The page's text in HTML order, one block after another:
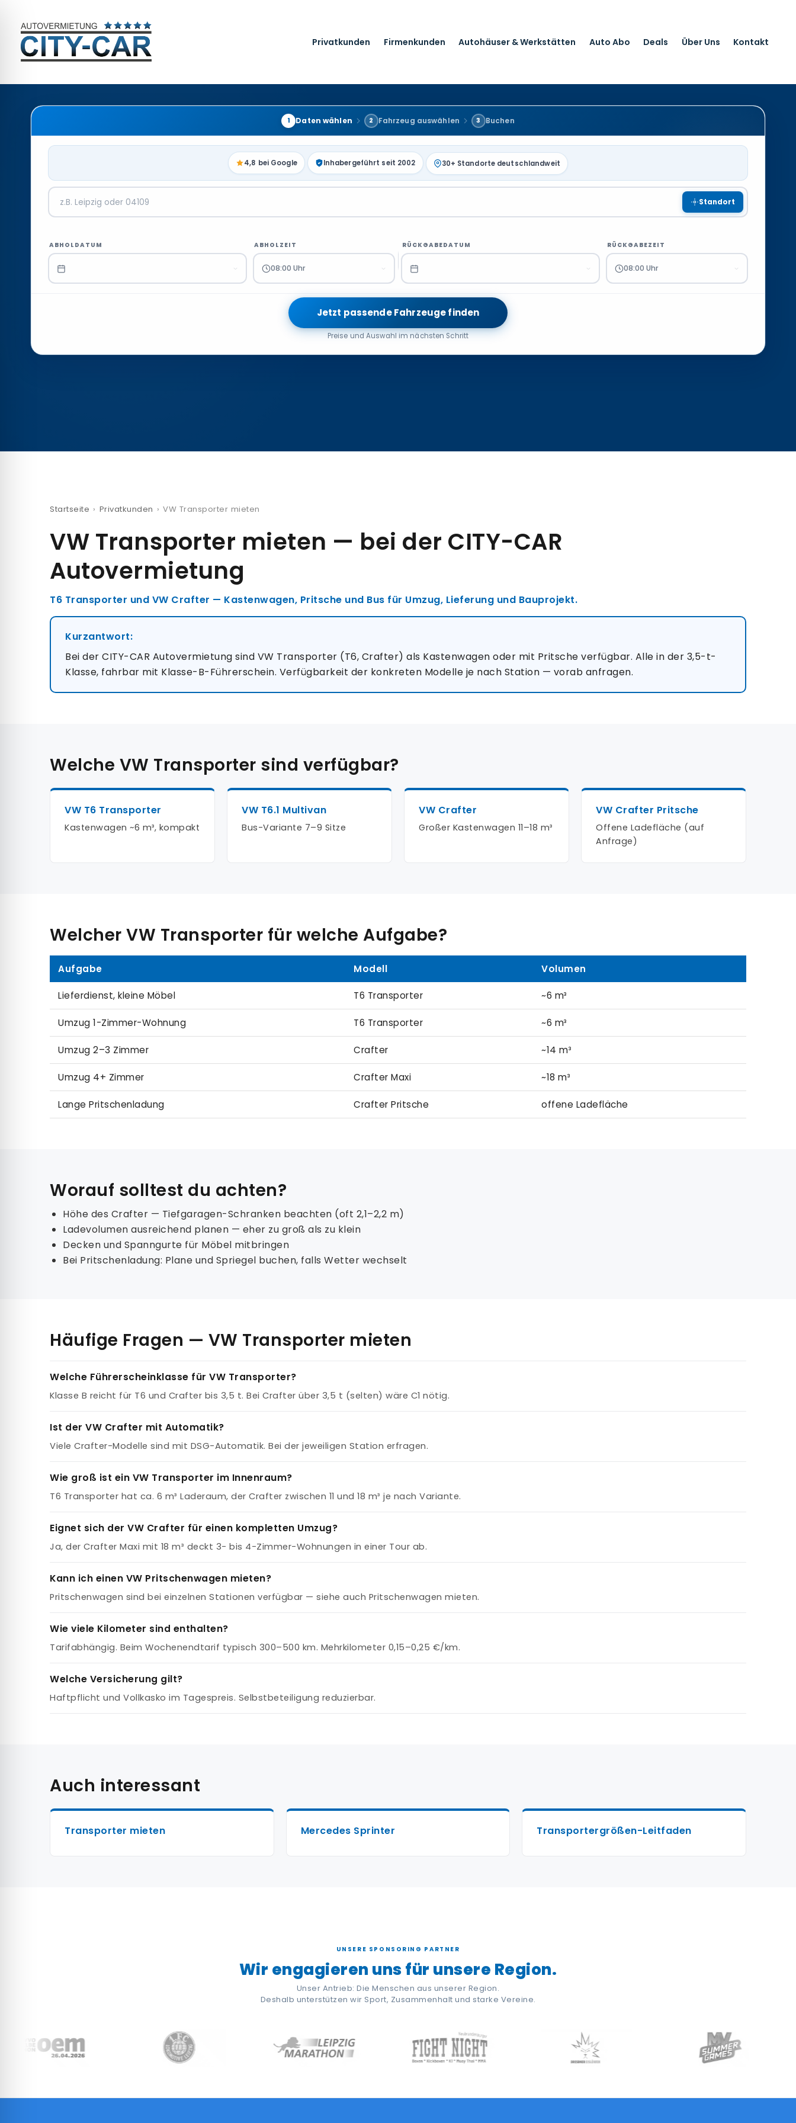
Privatkunden Firmenkunden Autohäuser & Werkstätten Auto Abo Deals Über Uns Kontakt
1 Daten wählen 2 Fahrzeug auswählen 3 Buchen
4,8 bei Google Inhabergeführt seit 2002 30+ Standorte deutschlandweit
Standort
ABHOLDATUM ABHOLZEIT
08:00 Uhr
RÜCKGABEDATUM RÜCKGABEZEIT
08:00 Uhr
Jetzt passende Fahrzeuge finden
Preise und Auswahl im nächsten Schritt
Startseite › Privatkunden › VW Transporter mieten
VW Transporter mieten — bei der CITY-CAR
Autovermietung
T6 Transporter und VW Crafter — Kastenwagen, Pritsche und Bus für Umzug, Lieferung und Bauprojekt.
Kurzantwort:
Bei der CITY-CAR Autovermietung sind VW Transporter (T6, Crafter) als Kastenwagen oder mit Pritsche verfügbar. Alle in der 3,5-t-
Klasse, fahrbar mit Klasse-B-Führerschein. Verfügbarkeit der konkreten Modelle je nach Station — vorab anfragen.
Welche VW Transporter sind verfügbar?
VW T6 Transporter
Kastenwagen ~6 m³, kompakt
VW T6.1 Multivan
Bus-Variante 7–9 Sitze
VW Crafter
Großer Kastenwagen 11–18 m³
VW Crafter Pritsche
Offene Ladefläche (auf
Anfrage)
Welcher VW Transporter für welche Aufgabe?
Aufgabe Modell Volumen
Lieferdienst, kleine Möbel T6 Transporter ~6 m³
Umzug 1-Zimmer-Wohnung T6 Transporter ~6 m³
Umzug 2–3 Zimmer Crafter ~14 m³
Umzug 4+ Zimmer Crafter Maxi ~18 m³
Lange Pritschenladung Crafter Pritsche offene Ladefläche
Worauf solltest du achten?
Höhe des Crafter — Tiefgaragen-Schranken beachten (oft 2,1–2,2 m)
Ladevolumen ausreichend planen — eher zu groß als zu klein
Decken und Spanngurte für Möbel mitbringen
Bei Pritschenladung: Plane und Spriegel buchen, falls Wetter wechselt
Häufige Fragen — VW Transporter mieten
Welche Führerscheinklasse für VW Transporter?
Klasse B reicht für T6 und Crafter bis 3,5 t. Bei Crafter über 3,5 t (selten) wäre C1 nötig.
Ist der VW Crafter mit Automatik?
Viele Crafter-Modelle sind mit DSG-Automatik. Bei der jeweiligen Station erfragen.
Wie groß ist ein VW Transporter im Innenraum?
T6 Transporter hat ca. 6 m³ Laderaum, der Crafter zwischen 11 und 18 m³ je nach Variante.
Eignet sich der VW Crafter für einen kompletten Umzug?
Ja, der Crafter Maxi mit 18 m³ deckt 3- bis 4-Zimmer-Wohnungen in einer Tour ab.
Kann ich einen VW Pritschenwagen mieten?
Pritschenwagen sind bei einzelnen Stationen verfügbar — siehe auch Pritschenwagen mieten.
Wie viele Kilometer sind enthalten?
Tarifabhängig. Beim Wochenendtarif typisch 300–500 km. Mehrkilometer 0,15–0,25 €/km.
Welche Versicherung gilt?
Haftpflicht und Vollkasko im Tagespreis. Selbstbeteiligung reduzierbar.
Auch interessant
Transporter mieten Mercedes Sprinter Transportergrößen-Leitfaden
UNSERE SPONSORING PARTNER
Wir engagieren uns für unsere Region.
Unser Antrieb: Die Menschen aus unserer Region.
Deshalb unterstützen wir Sport, Zusammenhalt und starke Vereine.